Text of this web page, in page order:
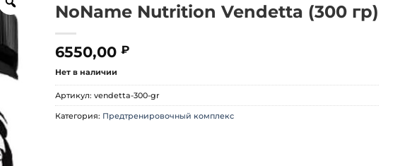
NoName Nutrition Vendetta (300 гр)
6550,00 ₽
Нет в наличии
Артикул: vendetta-300-gr
Категория: Предтренировочный комплекс